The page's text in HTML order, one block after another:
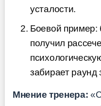
усталости.
Боевой пример:
получил
забирает раунд
Мнение тренера: